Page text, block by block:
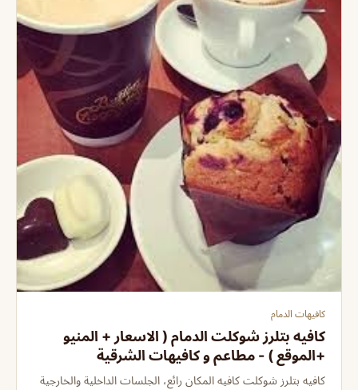
كافيهات الدمام
كافيه بتلرز شوكلت الدمام ( الاسعار + المنيو
+الموقع ) - مطاعم و كافيهات الشرقية
كافيه بتلرز شوكلت كافيه المكان رائع، الجلسات الداخلية والخارجية